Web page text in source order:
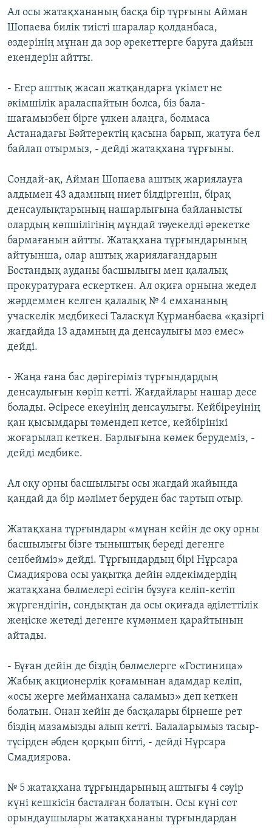
Ал осы жатақхананың басқа бір тұрғыны Айман
Шопаева билік тиісті шаралар қолданбаса,
өздерінің мұнан да зор әрекеттерге баруға дайын
екендерін айтты.
- Егер аштық жасап жатқандарға үкімет не
әкімшілік араласпайтын болса, біз бала-
шағамызбен бірге үлкен алаңға, болмаса
Астанадағы Бәйтеректің қасына барып, жатуға бел
байлап отырмыз, - дейді жатақхана тұрғыны.
Сондай-ақ, Айман Шопаева аштық жариялауға
алдымен 43 адамның ниет білдіргенін, бірақ
денсаулықтарының нашарлығына байланысты
олардың көпшілігінің мұндай тәуекелді әрекетке
бармағанын айтты. Жатақхана тұрғындарының
айтуынша, олар аштық жариялағандарын
Бостандық ауданы басшылығы мен қалалық
прокуратураға ескерткен. Ал оқиға орнына жедел
жәрдеммен келген қалалық № 4 емхананың
учаскелік медбикесі Таласкүл Құрманбаева «қазіргі
жағдайда 13 адамның да денсаулығы мәз емес»
дейді.
- Жаңа ғана бас дәрігеріміз тұрғындардың
денсаулығын көріп кетті. Жағдайлары нашар десе
болады. Әсіресе екеуінің денсаулығы. Кейбіреуінің
қан қысымдары төмендеп кетсе, кейбірінікі
жоғарылап кеткен. Барлығына көмек берудеміз, -
дейді медбике.
Ал оқу орны басшылығы осы жағдай жайында
қандай да бір мәлімет беруден бас тартып отыр.
Жатақхана тұрғындары «мұнан кейін де оқу орны
басшылығы бізге тыныштық береді дегенге
сенбейміз» дейді. Тұрғындардың бірі Нұрсара
Смадиярова осы уақытқа дейін әлдекімдердің
жатақхана бөлмелері есігін бұзуға келіп-кетіп
жүргендігін, сондықтан да осы оқиғада әділеттілік
жеңіске жетеді дегенге күмәнмен қарайтынын
айтады.
- Бұған дейін де біздің бөлмелерге «Гостиница»
Жабық акционерлік қоғамынан адамдар келіп,
«осы жерге мейманхана саламыз» деп кеткен
болатын. Онан кейін де басқалары бірнеше рет
біздің мазамызды алып кетті. Балаларымыз тасыр-
түсірден әбден қорқып бітті, - дейді Нұрсара
Смадиярова.
№ 5 жатақхана тұрғындарының аштығы 4 сәуір
күні кешкісін басталған болатын. Осы күні сот
орындаушылары жатақхананы тұрғындардан